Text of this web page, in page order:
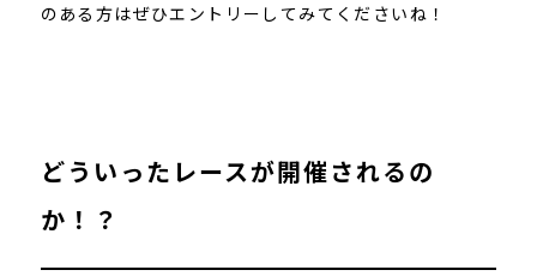
のある方はぜひエントリーしてみてくださいね！
どういったレースが開催されるの
か！？